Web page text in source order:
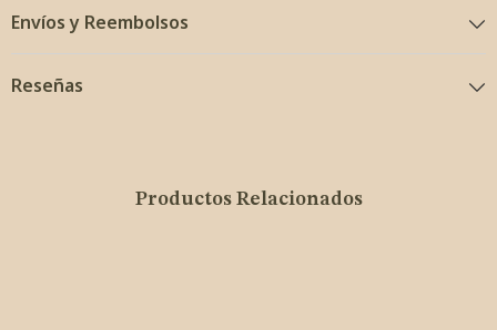
Envíos y Reembolsos
Reseñas
Productos Relacionados